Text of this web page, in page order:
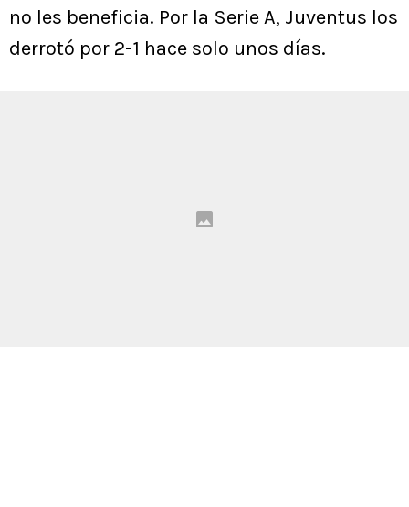
no les beneficia. Por la Serie A, Juventus los
derrotó por 2-1 hace solo unos días.